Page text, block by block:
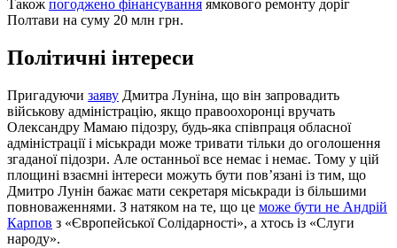
Також погоджено фінансування ямкового ремонту доріг
Полтави на суму 20 млн грн.
Політичні інтереси
Пригадуючи заяву Дмитра Луніна, що він запровадить
військову адміністрацію, якщо правоохоронці вручать
Олександру Мамаю підозру, будь-яка співпраця обласної
адміністрації і міськради може тривати тільки до оголошення
згаданої підозри. Але останньої все немає і немає. Тому у цій
площині взаємні інтереси можуть бути пов’язані із тим, що
Дмитро Лунін бажає мати секретаря міськради із більшими
повноваженнями. З натяком на те, що це може бути не Андрій
Карпов з «Європейської Солідарності», а хтось із «Слуги
народу».